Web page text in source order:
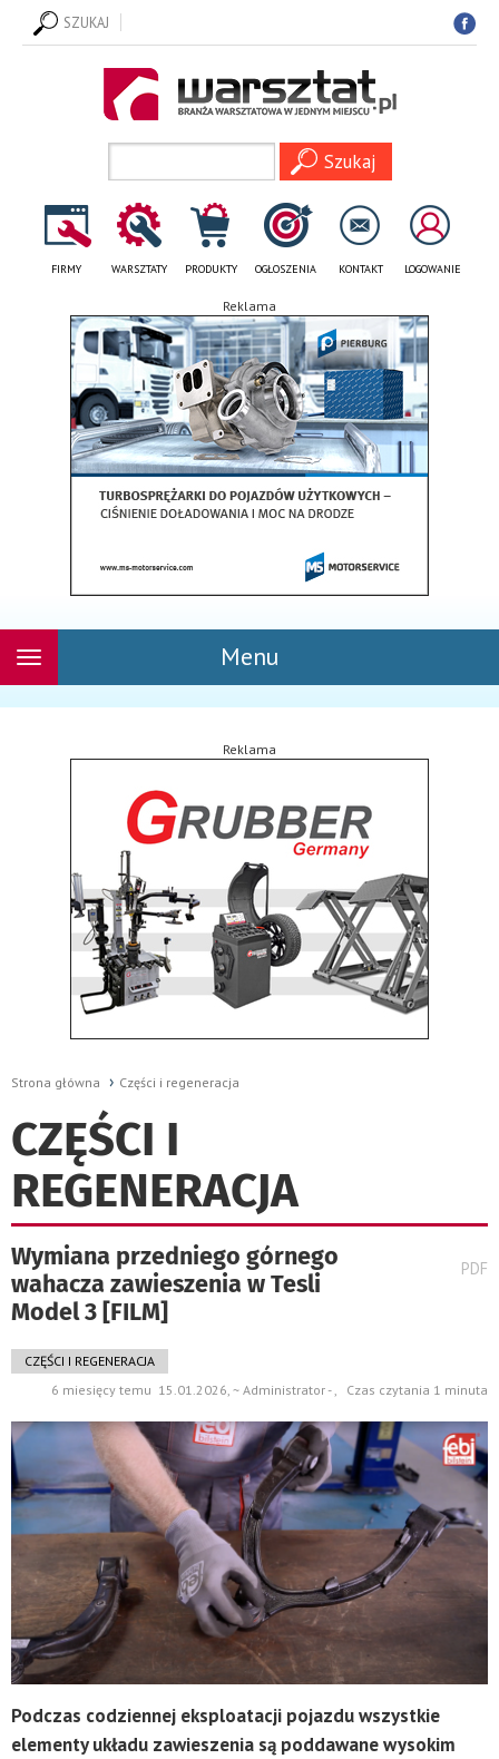
SZUKAJ
FIRMY WARSZTATY PRODUKTY OGŁOSZENIA KONTAKT LOGOWANIE
Reklama
Menu
Rozwiń
Reklama
Strona główna Części i regeneracja
CZĘŚCI I
REGENERACJA
Wymiana przedniego górnego
wahacza zawieszenia w Tesli
Model 3 [FILM]
PDF
CZĘŚCI I REGENERACJA
6 miesięcy temu 15.01.2026, ~ Administrator - , Czas czytania 1 minuta
Podczas codziennej eksploatacji pojazdu wszystkie
elementy układu zawieszenia są poddawane wysokim